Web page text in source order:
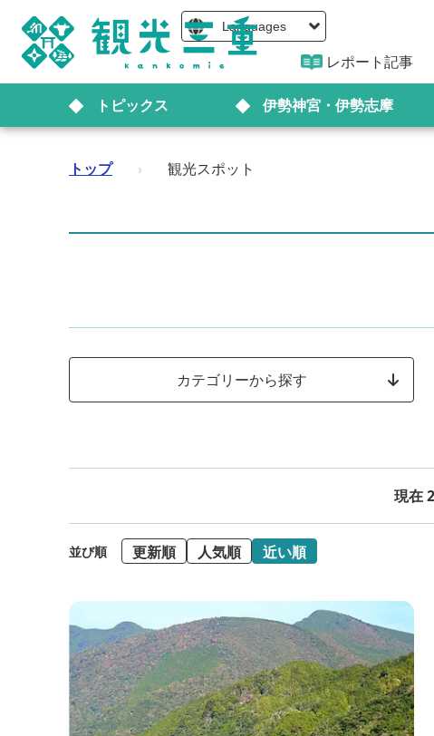
Languages
レポート記事
トピックス 伊勢神宮・伊勢志摩
トップ › 観光スポット
カテゴリーから探す
現在
並び順 更新順 人気順 近い順